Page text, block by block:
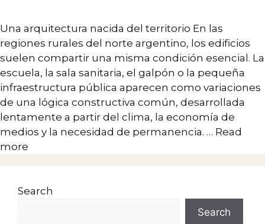
Una arquitectura nacida del territorio En las
regiones rurales del norte argentino, los edificios
suelen compartir una misma condición esencial. La
escuela, la sala sanitaria, el galpón o la pequeña
infraestructura pública aparecen como variaciones
de una lógica constructiva común, desarrollada
lentamente a partir del clima, la economía de
medios y la necesidad de permanencia. … Read
more
Search
Search